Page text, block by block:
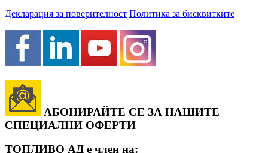
Декларация за поверителност Политика за бисквитките
АБОНИРАЙТЕ СЕ ЗА НАШИТЕ
СПЕЦИАЛНИ ОФЕРТИ
ТОПЛИВО АД е член на: